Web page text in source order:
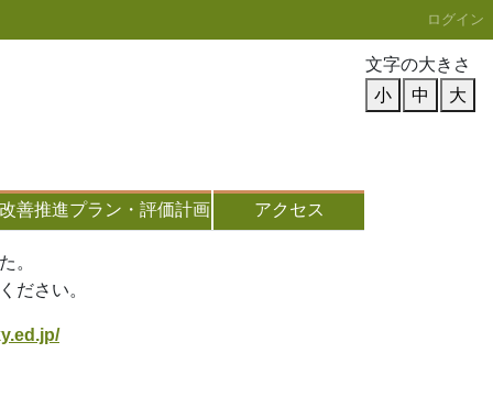
ログイン
文字の大きさ
小
中 大
善推進プラン・評価計画 アクセス
。
ださい。